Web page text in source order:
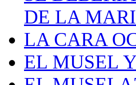
DE LA
LA CARA
EL MUSEL